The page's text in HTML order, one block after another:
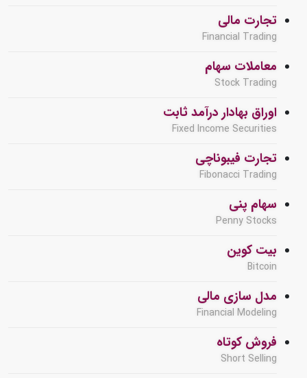
تجارت مالی
Financial Trading
معاملات سهام
Stock Trading
اوراق بهادار درآمد ثابت
Fixed Income Securities
تجارت فیبوناچی
Fibonacci Trading
سهام پنی
Penny Stocks
بیت کوین
Bitcoin
مدل سازی مالی
Financial Modeling
فروش کوتاه
Short Selling